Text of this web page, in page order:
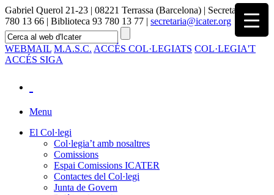
Gabriel Querol 21-23 | 08221 Terrassa (Barcelona) | Secretaria 93
780 13 66 | Biblioteca 93 780 13 77 | secretaria@icater.org
WEBMAIL M.A.S.C. ACCÉS COL·LEGIATS COL·LEGIA'T
ACCÉS SIGA
Menu
El Col·legi
Col·legia’t amb nosaltres
Comissions
Espai Comissions ICATER
Contactes del Col·legi
Junta de Govern